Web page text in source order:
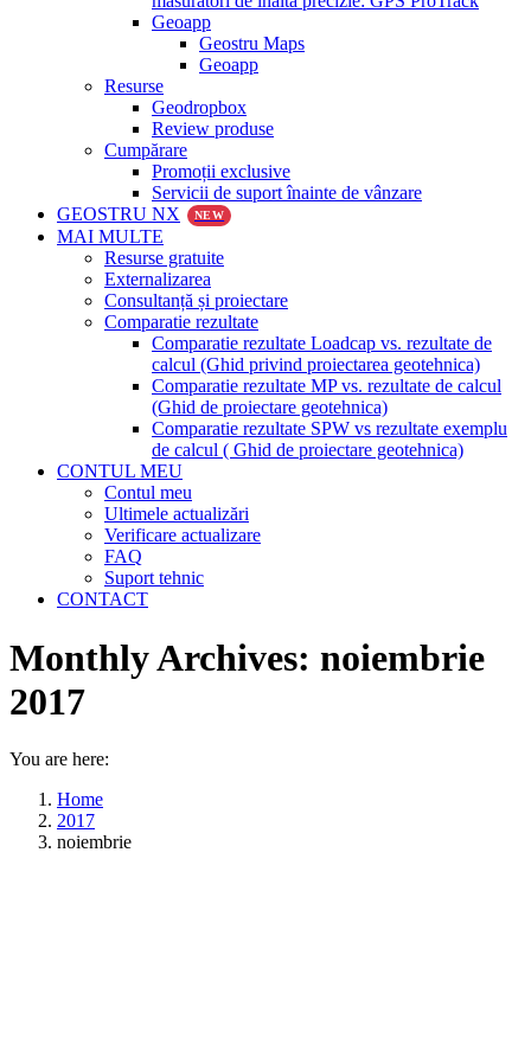
Geoapp
Geostru Maps
Geoapp
Resurse
Geodropbox
Review produse
Cumpărare
Promoții exclusive
Servicii de suport înainte de vânzare
GEOSTRU NX
NEW
MAI MULTE
Resurse gratuite
Externalizarea
Consultanță și proiectare
Comparatie rezultate
Comparatie rezultate Loadcap vs. rezultate de
calcul (Ghid privind proiectarea geotehnica)
Comparatie rezultate MP vs. rezultate de calcul
(Ghid de proiectare geotehnica)
Comparatie rezultate SPW vs rezultate exemplu
de calcul ( Ghid de proiectare geotehnica)
CONTUL MEU
Contul meu
Ultimele actualizări
Verificare actualizare
FAQ
Suport tehnic
CONTACT
Monthly Archives: noiembrie
2017
You are here:
Home
2017
noiembrie